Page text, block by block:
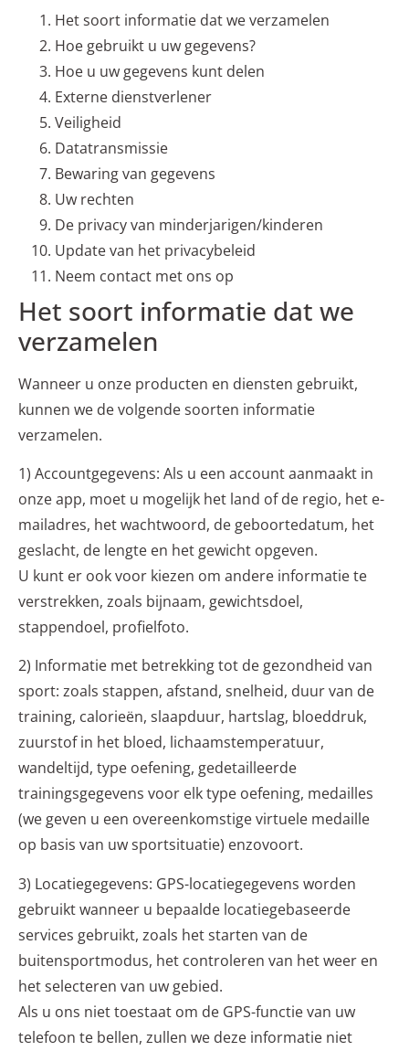
Het soort informatie dat we verzamelen
Hoe gebruikt u uw gegevens?
Hoe u uw gegevens kunt delen
Externe dienstverlener
Veiligheid
Datatransmissie
Bewaring van gegevens
Uw rechten
De privacy van minderjarigen/kinderen
Update van het privacybeleid
Neem contact met ons op
Het soort informatie dat we
verzamelen
Wanneer u onze producten en diensten gebruikt,
kunnen we de volgende soorten informatie
verzamelen.
1) Accountgegevens: Als u een account aanmaakt in
onze app, moet u mogelijk het land of de regio, het e-
mailadres, het wachtwoord, de geboortedatum, het
geslacht, de lengte en het gewicht opgeven.
U kunt er ook voor kiezen om andere informatie te
verstrekken, zoals bijnaam, gewichtsdoel,
stappendoel, profielfoto.
2) Informatie met betrekking tot de gezondheid van
sport: zoals stappen, afstand, snelheid, duur van de
training, calorieën, slaapduur, hartslag, bloeddruk,
zuurstof in het bloed, lichaamstemperatuur,
wandeltijd, type oefening, gedetailleerde
trainingsgegevens voor elk type oefening, medailles
(we geven u een overeenkomstige virtuele medaille
op basis van uw sportsituatie) enzovoort.
3) Locatiegegevens: GPS-locatiegegevens worden
gebruikt wanneer u bepaalde locatiegebaseerde
services gebruikt, zoals het starten van de
buitensportmodus, het controleren van het weer en
het selecteren van uw gebied.
Als u ons niet toestaat om de GPS-functie van uw
telefoon te bellen, zullen we deze informatie niet